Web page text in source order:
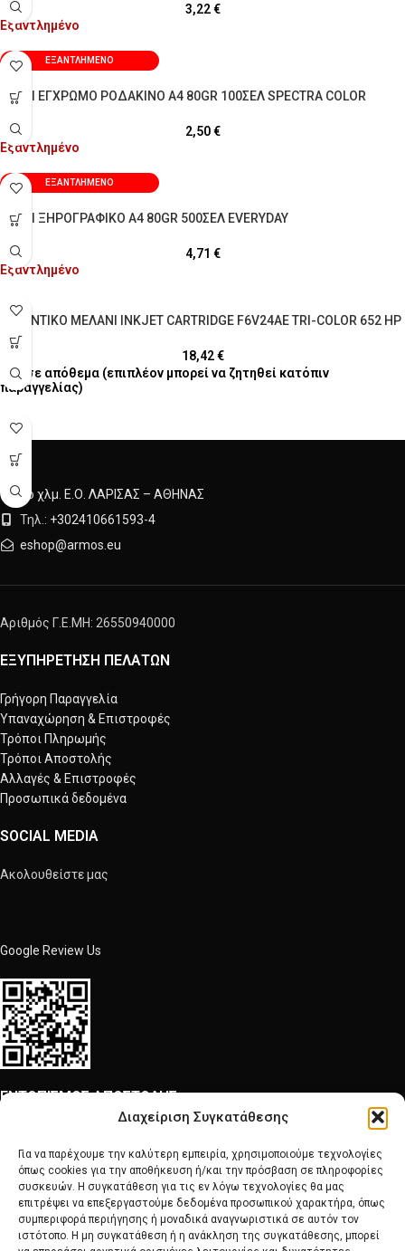
Διαχείριση Συγκατάθεσης
Για να παρέχουμε την καλύτερη εμπειρία, χρησιμοποιούμε τεχνολογίες
όπως cookies για την αποθήκευση ή/και την πρόσβαση σε πληροφορίες
συσκευών. Η συγκατάθεση για τις εν λόγω τεχνολογίες θα μας
επιτρέψει να επεξεργαστούμε δεδομένα προσωπικού χαρακτήρα, όπως
συμπεριφορά περιήγησης ή μοναδικά αναγνωριστικά σε αυτόν τον
ιστότοπο. Η μη συγκατάθεση ή η ανάκληση της συγκατάθεσης, μπορεί
3,22€
Εξαντλημένο
ΕΞΑΝΤΛΗΜΈΝΟ
ΧΑΡΤΙ ΕΓΧΡΩΜΟ ΡΟΔΑΚΙΝΟ Α4 80GR 100ΣΕΛ SPECTRA COLOR
2,50€
Εξαντλημένο
ΕΞΑΝΤΛΗΜΈΝΟ
ΧΑΡΤΙ ΞΗΡΟΓΡΑΦΙΚΟ Α4 80GR 500ΣΕΛ EVERYDAY
4,71 €
Εξαντλημένο
ΑΥΘΕΝΤΙΚΟ ΜΕΛΑΝΙ INKJET CARTRIDGE F6V24AE TRI-COLOR 652 HP
18,42€
2 σε απόθεμα (επιπλέον μπορεί να ζητηθεί κατόπιν
παραγγελίας)
5ο χλμ. Ε.Ο. ΛΑΡΙΣΑΣ – ΑΘΗΝΑΣ
Τηλ.: +302410661593-4
eshop@armos.eu
Αριθμός Γ.Ε.ΜΗ: 26550940000
ΕΞΥΠΗΡΕΤΗΣΗ ΠΕΛΑΤΩΝ
Γρήγορη Παραγγελία
Υπαναχώρηση & Επιστροφές
Τρόποι Πληρωμής
Τρόποι Αποστολής
Αλλαγές & Επιστροφές
Προσωπικά δεδομένα
SOCIAL MEDIA
Ακολουθείστε μας
Google Review Us
ΕΝΤΟΠΙΣΜΟΣ ΑΠΟΣΤΟΛΗΣ
OK
ARMOS CASH & CARRY 2022 CREATED BYMINIMAL.gr. PREMIUM E-COMMERCE